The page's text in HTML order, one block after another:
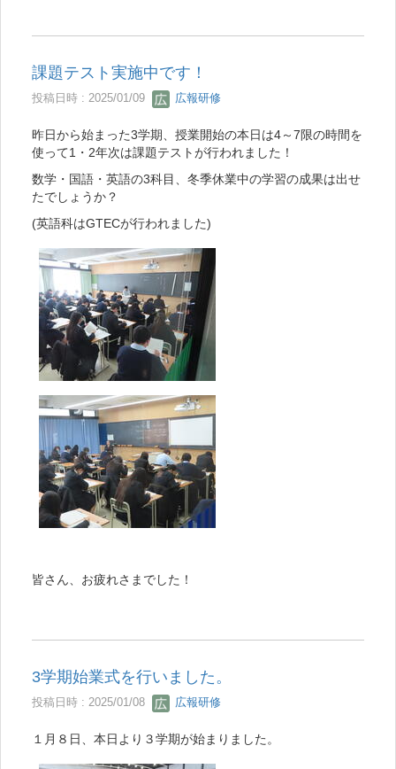
課題テスト実施中です！
投稿日時 : 2025/01/09 広報研修
昨日から始まった3学期、授業開始の本日は4～7限の時間を
使って1・2年次は課題テストが行われました！
数学・国語・英語の3科目、冬季休業中の学習の成果は出せ
たでしょうか？
(英語科はGTECが行われました)
皆さん、お疲れさまでした！
3学期始業式を行いました。
投稿日時 : 2025/01/08 広報研修
１月８日、本日より３学期が始まりました。